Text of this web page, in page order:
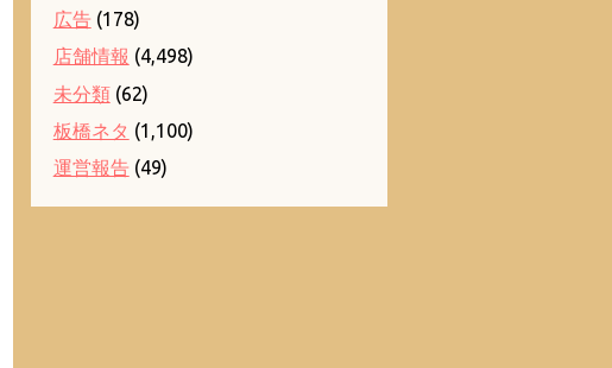
広告(178)
店舗情報 (4,498)
未分類(62)
板橋ネタ (1,100)
運営報告(49)